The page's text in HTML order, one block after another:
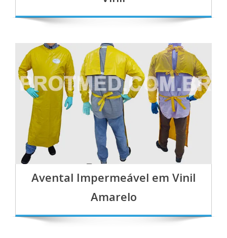
Avental Impermeável em Vinil
Amarelo